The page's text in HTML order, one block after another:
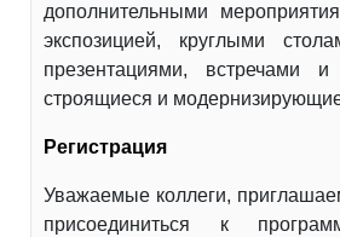
дополнительными
экспозицией, круглыми
презентациями, встречами и
строящиеся и
Регистрация
Уважаемые коллеги,
присоединиться к